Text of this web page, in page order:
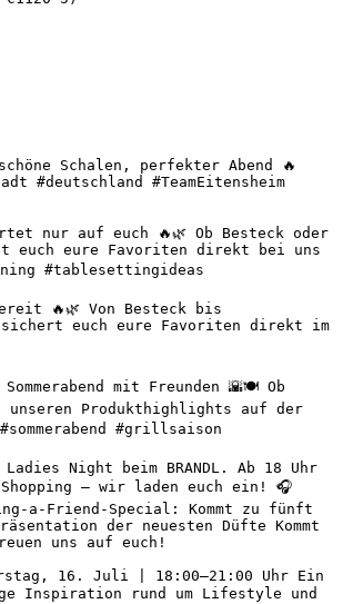
Schalen, perfekter Abend 🔥
#TeamEitensheim
nur auf euch 🔥🌿 Ob Besteck oder
euch eure Favoriten direkt bei uns
#tablesettingideas
🔥🌿 Von Besteck bis
euch eure Favoriten direkt im
mit Freunden 🌇🍽️ Ob
unseren Produkthighlights auf der
#grillsaison
Night beim BRANDL. Ab 18 Uhr
– wir laden euch ein! 🎧
a-Friend-Special: Kommt zu fünft
der neuesten Düfte Kommt
uns auf euch!
16. Juli | 18:00–21:00 Uhr Ein
Inspiration rund um Lifestyle und